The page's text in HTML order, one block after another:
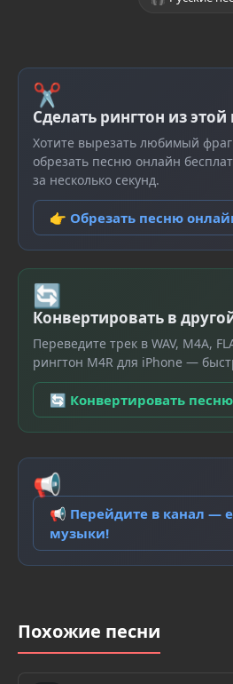
✂
Сделать рингтон из этой
Хотите вырезать любимый
обрезать песню онлайн
за несколько секунд.
👉 Обрезать песню
🔄
Конвертировать в
Переведите трек в WAV, M4A,
рингтон M4R для iPhone —
🔄 Конвертировать
📢
📢 Перейдите в канал —
музыки!
Похожие песни